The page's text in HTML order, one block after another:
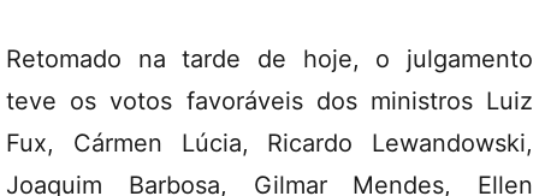
Retomado na tarde de hoje, o julgamento
teve os votos favoráveis dos ministros Luiz
Fux, Cármen Lúcia, Ricardo Lewandowski,
Joaquim Barbosa, Gilmar Mendes, Ellen